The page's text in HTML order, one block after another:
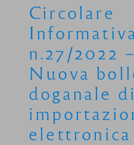
Circolare
n.27/2022 –
Nuova
doganale di
elettronica